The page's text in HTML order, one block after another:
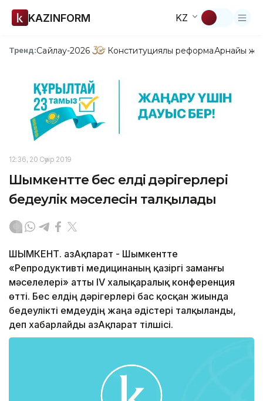
KAZINFORM KZ
Тренд:Сайлау-2026 Конституциялық реформаАрнайы
12:36, 20 Сәуір 2019
Шымкентте бес елдің дәрігерлері
бедеулік мәселесін талқылады
ШЫМКЕНТ. ҚазАқпарат - Шымкентте
«Репродуктивті медицинаның қазіргі заманғы
мәселелері» атты IV халықаралық конференция
өтті. Бес елдің дәрігерлері бас қосқан жиында
бедеулікті емдеудің жаңа әдістері талқыланды,
деп хабарлайды ҚазАқпарат тілшісі.